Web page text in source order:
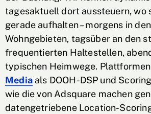
tagesaktuell dort aussteuern, wo
gerade aufhalten – morgens in
Wohngebieten, tagsüber an den
frequentierten Haltestellen,
typischen Heimwege.
Mediaals DOOH-DSP und
wie die von Adsquare machen
datengetriebene Location-